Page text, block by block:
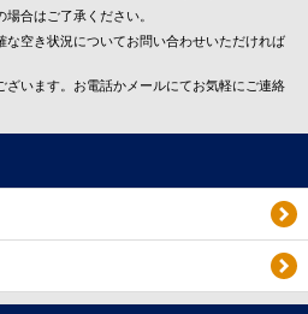
合はご了承ください。
な空き状況についてお問い合わせいただければ
ざいます。お電話かメールにてお気軽にご連絡